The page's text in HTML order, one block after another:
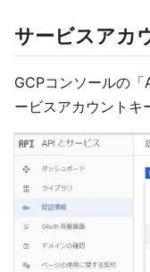
サービスアカ
GCPコンソールの
ービスアカウントキ